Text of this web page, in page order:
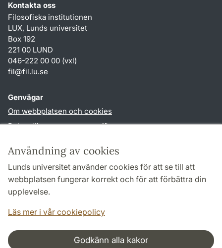
Användning av cookies
Lunds universitet använder cookies för att se till att
webbplatsen fungerar korrekt och för att förbättra din
upplevelse.
Läs mer i vår cookiepolicy
Godkänn alla kakor
Kontakta oss
Filosofiska institutionen
LUX, Lunds universitet
Box 192
221 00 LUND
046-222 00 00 (vxl)
fil@fil.lu.se
Genvägar
Om webbplatsen och cookies
Behandling av personuppgifter
TYPO3-login
Följ oss i sociala medier